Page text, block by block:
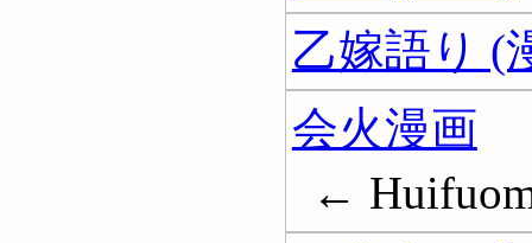
乙嫁語り (
会火漫画
←